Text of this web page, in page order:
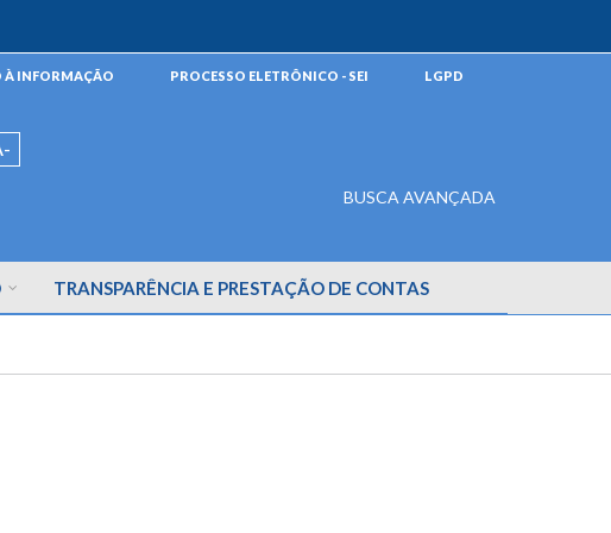
À INFORMAÇÃO PROCESSO ELETRÔNICO - SEI LGPD
BUSCA AVANÇADA
TRANSPARÊNCIA E PRESTAÇÃO DE CONTAS